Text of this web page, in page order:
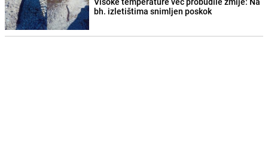
bh. izletištima snimljen poskok